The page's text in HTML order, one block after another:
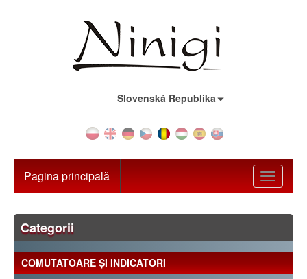
Slovenská Republika
Toggle
Pagina principală
Categorii
COMUTATOARE ŞI INDICATORI